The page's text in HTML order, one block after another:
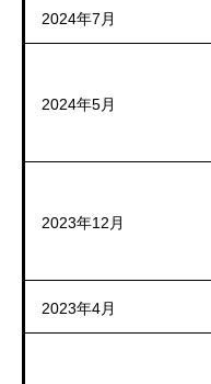
2024年7月
2024年5月
2023年12月
2023年4月